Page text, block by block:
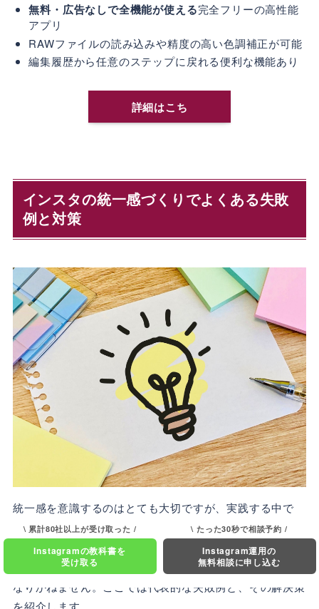
無料・広告なしで全機能が使える完全フリーの高性能
アプリ
RAWファイルの読み込みや精度の高い色調補正が可能
編集履歴から任意のステップに戻れる便利な機能あり
詳細はこち
インスタの統一感づくりでよくある失敗
例と対策
統一感を意識するのはとても大切ですが、実践する中で
「ついやってしまう落とし穴」
もあります。
ありがちな失敗を放置すると、せっかくの工夫が逆効果に
なりかねません。ここでは代表的な失敗例と、その解決策
を紹介します。
\ 累計80社以上が受け取った /
Instagramの教科書を
受け取る
\ たった30秒で相談予約 /
Instagram運用の
無料相談に申し込む